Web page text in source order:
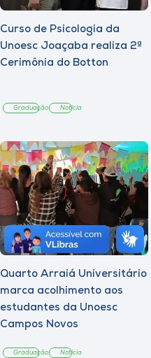
Curso de Psicologia da
Unoesc Joaçaba realiza 2ª
Cerimônia do Botton
Graduação Notícia
Quarto Arraiá Universitário
marca acolhimento aos
estudantes da Unoesc
Campos Novos
Graduação Notícia